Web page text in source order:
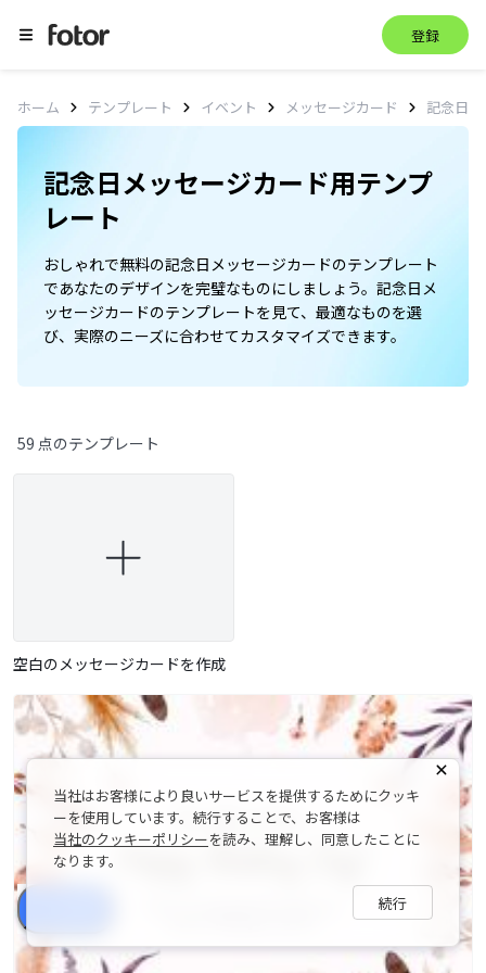
登録
ホーム テンプレート イベント メッセージカード 記念日
記念日メッセージカード用テンプ
レート
おしゃれで無料の記念日メッセージカードのテンプレート
であなたのデザインを完璧なものにしましょう。記念日メ
ッセージカードのテンプレートを見て、最適なものを選
び、実際のニーズに合わせてカスタマイズできます。
59 点のテンプレート
空白のメッセージカードを作成
当社はお客様により良いサービスを提供するためにクッキ
ーを使用しています。続行することで、お客様は
当社のクッキーポリシーを読み、理解し、同意したことに
なります。
続行